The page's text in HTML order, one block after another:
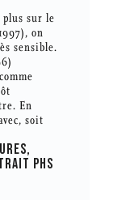
plus sur le
on
sensible.
En
soit
PHS